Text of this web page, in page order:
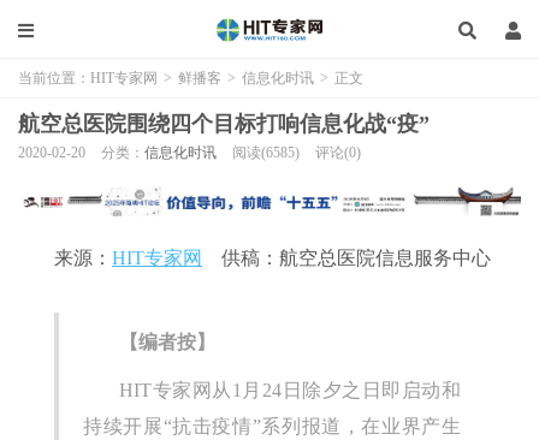
当前位置： HIT专家网 > 鲜播客 > 信息化时讯 > 正文
航空总医院围绕四个目标打响信息化战“疫”
2020-02-20 分类： 信息化时讯 阅读(6585) 评论(0)
来源： HIT专家网 供稿：航空总医院信息服务中心
【编者按】
HIT专家网从1月24日除夕之日即启动和
持续开展“抗击疫情”系列报道，在业界产生